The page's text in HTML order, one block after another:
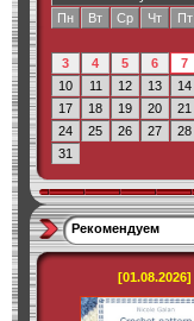
Пн
Вт Ср Чт Пт
3
4 5 6 7
10
11 12 13 14
17
18 19 20 21
24
25 26 27 28
31
Рекомендуем
[01.08.2026]